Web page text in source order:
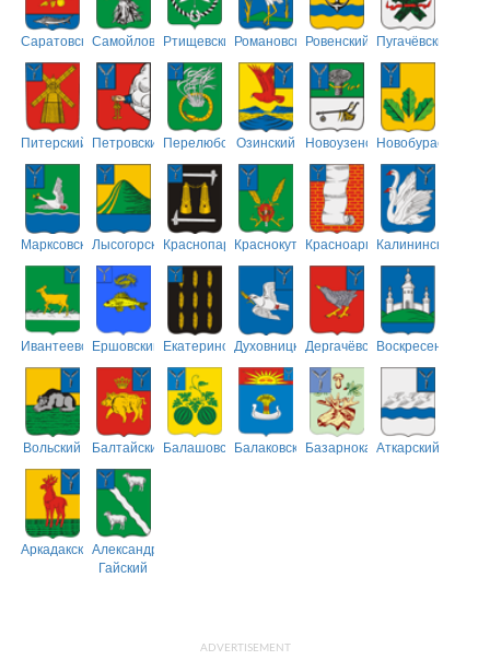
СаратовскийСамойловскийРтищевскийРомановскийРовенский Пугачёвский
Питерский ПетровскийПерелюбскийОзинский НовоузенскийНовобурасский
МарксовскийЛысогорскийКраснопартизанский
КраснокутскийКрасноармейский
Калининский
ИвантеевскийЕршовский ЕкатериновскийДуховницкийДергачёвскийВоскресенский
Вольский БалтайскийБалашовскийБалаковскийБазарнокарабулакский
Аткарский
АркадакскийАлександрово-
Гайский
ADVERTISEMENT